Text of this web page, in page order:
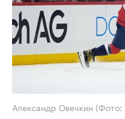
Александр Овечкин (Фото: